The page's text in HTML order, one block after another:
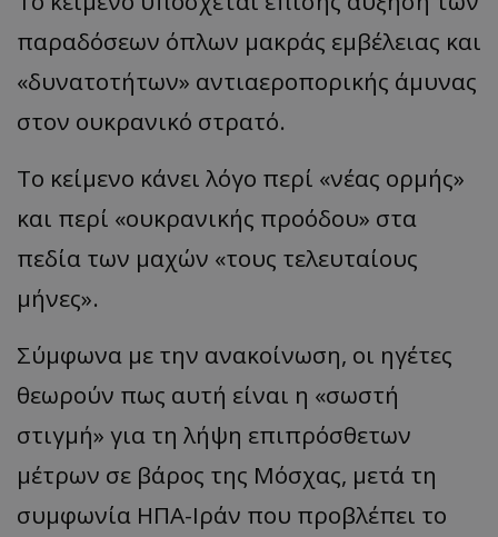
παραδόσεων όπλων μακράς εμβέλειας και
«δυνατοτήτων» αντιαεροπορικής άμυνας
στον ουκρανικό στρατό.
Το κείμενο κάνει λόγο περί «νέας ορμής»
και περί «ουκρανικής προόδου» στα
πεδία των μαχών «τους τελευταίους
μήνες».
Σύμφωνα με την ανακοίνωση, οι ηγέτες
θεωρούν πως αυτή είναι η «σωστή
στιγμή» για τη λήψη επιπρόσθετων
μέτρων σε βάρος της Μόσχας, μετά τη
συμφωνία ΗΠΑ-Ιράν που προβλέπει το